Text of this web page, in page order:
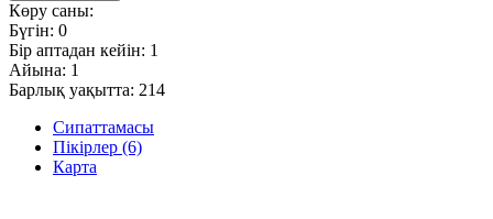
Көру саны:
Бүгін: 0
Бір аптадан кейін: 1
Айына: 1
Барлық уақытта: 214
Сипаттамасы
Пікірлер (6)
Карта